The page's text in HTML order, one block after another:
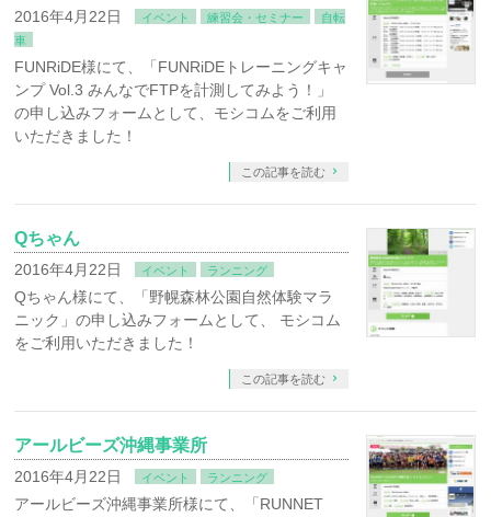
2016年4月22日 イベント 練習会・セミナー
自転
車
FUNRiDE様にて、「FUNRiDEトレーニングキャ
ンプ Vol.3 みんなでFTPを計測してみよう！」
の申し込みフォームとして、モシコムをご利用
いただきました！
この記事を読む
Qちゃん
2016年4月22日 イベント ランニング
Qちゃん様にて、「野幌森林公園自然体験マラ
ニック」の申し込みフォームとして、 モシコム
をご利用いただきました！
この記事を読む
アールビーズ沖縄事業所
2016年4月22日 イベント ランニング
アールビーズ沖縄事業所様にて、「RUNNET